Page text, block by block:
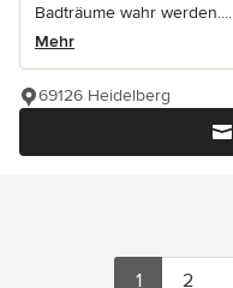
Badträume wahr werden....
Mehr
69126 Heidelberg
1 2